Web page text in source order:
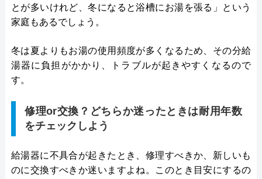
とが多いけれど、冬になると浴槽にお湯を張る」という
家庭もあるでしょう。
冬は夏よりもお湯の使用頻度が多くなるため、その分給
湯器に負担がかかり、トラブルが起きやすくなるので
す。
修理or交換？どちらか迷ったときは耐用年数
をチェックしよう
給湯器に不具合が起きたとき、修理すべきか、新しいも
のに交換すべきか迷いますよね。このとき目安にするの